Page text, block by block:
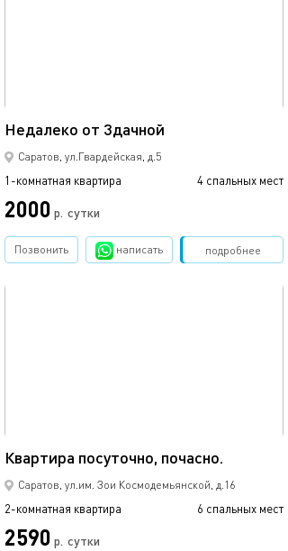
Недалеко от 3дачной
Саратов, ул.Гвардейская, д.5
1-комнатная квартира 4 спальных мест
2000 р. сутки
подробнее
Позвонить написать Забронировать
Квартира посуточно, почасно.
Саратов, ул.им. Зои Космодемьянской, д.16
2-комнатная квартира 6 спальных мест
2590 р. сутки